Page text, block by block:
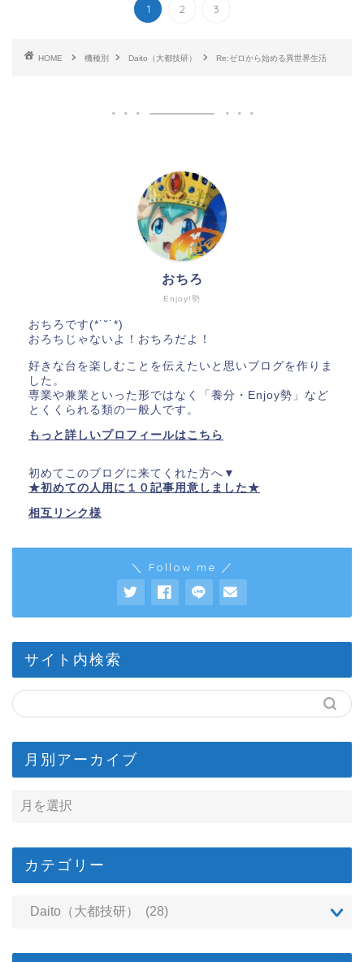
1 2 3
HOME 機種別 Daito（大都技研） Re:ゼロから始める異世界生活
Enjoy!勢
おちろ
おちろです(*˙˘˙*)
おろちじゃないよ！おちろだよ！
好きな台を楽しむことを伝えたいと思いブログを作りま
した。
専業や兼業といった形ではなく「養分・Enjoy勢」など
とくくられる類の一般人です。
もっと詳しいプロフィールはこちら
初めてこのブログに来てくれた方へ▼
★初めての人用に１０記事用意しました★
相互リンク様
＼ Follow me ／
サイト内検索
月別アーカイブ
カテゴリー